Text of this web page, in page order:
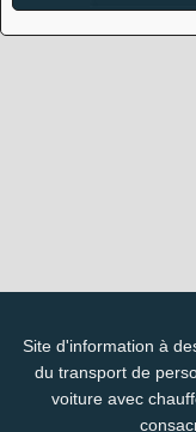
Site d'information à
du transport de
voiture avec